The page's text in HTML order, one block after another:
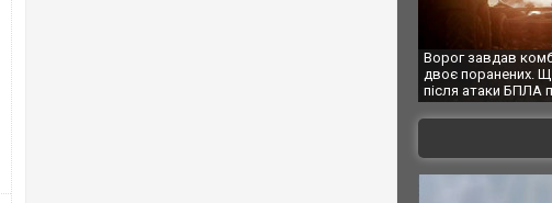
Ворог завдав комбінованого удару по Сумах,
двоє поранених. Ще десятеро постраждали
після атаки БПЛА по ринку на Сумщині. ФОТО